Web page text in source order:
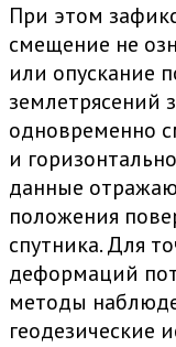
При этом
смещение не
или опускание
землетрясений
одновременно
и
данные
положения
спутника. Для
деформаций
методы
геодезические